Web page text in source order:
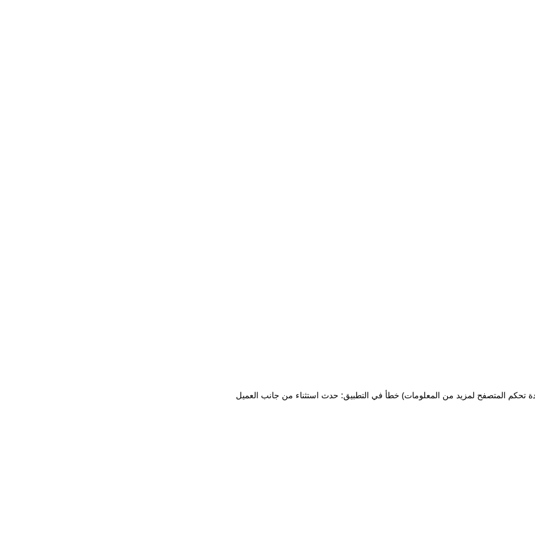
خطأ في التطبيق: حدث استثناء من جانب العميل تحكم المتصفح لمزيد من المعلومات)